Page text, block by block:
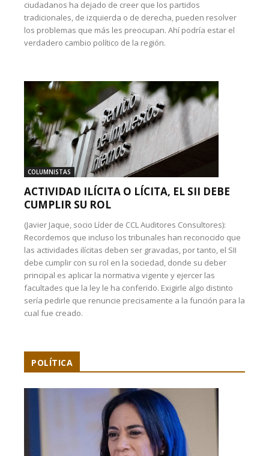
ciudadanos ha dejado de creer que los partidos
tradicionales, de izquierda o de derecha, pueden resolver
los problemas que más les preocupan. Ahí podría estar el
verdadero cambio político de la región.
COLUMNISTAS
ACTIVIDAD ILÍCITA O LÍCITA, EL SII DEBE
CUMPLIR SU ROL
(Javier Jaque, socio Líder de CCL Auditores Consultores):
Recordemos que incluso los tribunales han reconocido que
las actividades ilícitas deben ser gravadas, por tanto, el SII
debe cumplir con su rol en la sociedad, donde su deber
principal es aplicar la normativa vigente y ejercer las
facultades que la ley le ha conferido. Exigirle algo distinto
sería pedirle que renuncie precisamente a la función para la
cual fue creado.
POLÍTICA